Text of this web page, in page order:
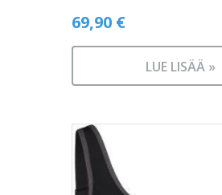
69,90 €
LUE LISÄÄ »